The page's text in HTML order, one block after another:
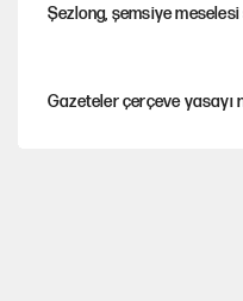
Şezlong, şemsiye
Gazeteler çerçeve yasayı